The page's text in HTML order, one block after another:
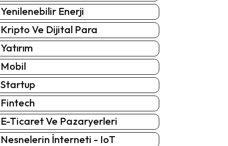
Yenilenebilir Enerji
Kripto Ve Dijital Para
Yatırım
Mobil
Startup
Fintech
E-Ticaret Ve Pazaryerleri
Nesnelerin İnterneti - IoT